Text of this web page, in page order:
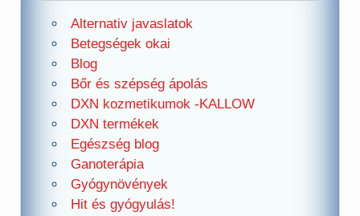
Alternativ javaslatok
Betegségek okai
Blog
Bőr és szépség ápolás
DXN kozmetikumok -KALLOW
DXN termékek
Egészség blog
Ganoterápia
Gyógynövények
Hit és gyógyulás!